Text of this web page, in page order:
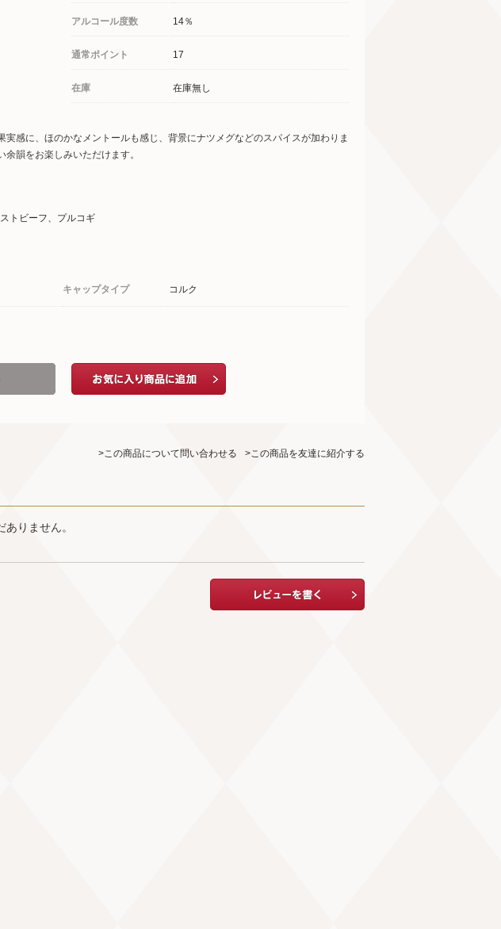
アルコール度数 14％
通常ポイント 17
在庫 在庫無し
感に、ほのかなメントールも感じ、背景にナツメグなどのスパイスが加わりま
韻をお楽しみいただけます。
トビーフ、プルコギ
キャップタイプ コルク
>この商品について問い合わせる >この商品を友達に紹介する
りません。